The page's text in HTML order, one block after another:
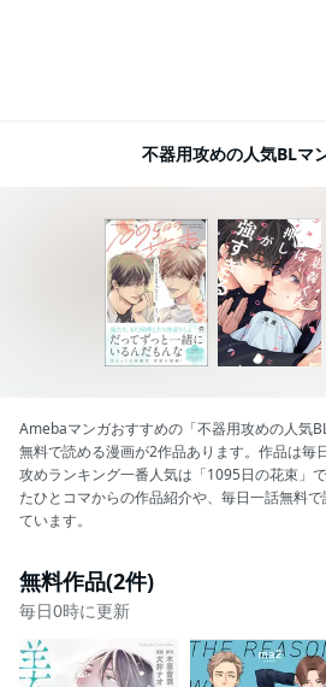
不器用攻めの人気BLマ
Amebaマンガおすすめの「不器用攻めの人気
無料で読める漫画が2作品あります。作品は毎
攻めランキング一番人気は「1095日の花束」
たひとコマからの作品紹介や、毎日一話無料
ています。
無料作品(2件)
毎日0時に更新